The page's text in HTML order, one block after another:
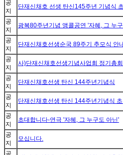
공
지
단재신채호 선생 탄신145주년 기념식
공
지
광복80주년기념 앵콜공연 '자혜, 그 누
공
지
단재신채호선생순국 89주기 추모식 안
공
지
사)단재신채호선생기념사업회 정기총
공
지
단재신채호선생 탄신 144주년기념식
공
지
단재신채호선생 탄신 144주년기념식
공
지
초대합니다-연극 '자혜, 그 누구도 아닌'
공
지
모십니다.
공